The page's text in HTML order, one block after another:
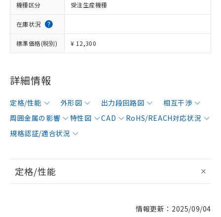
機種区分 受注生産機種
在庫状況
標準価格(税別) ¥ 12,300
詳細情報
定格/性能 外形図 出力段回路図
相互干渉
周囲金属の影響
特性図 CAD
RoHS/REACH対応状況
規格認証/適合状況
定格/性能
情報更新：2025/09/04